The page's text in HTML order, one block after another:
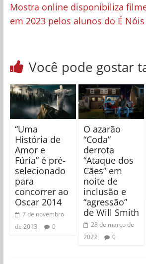
Mostra online disponibiliza
em 2023 pelos alunos do É
Você pode gostar
“Uma
História de
Amor e
Fúria” é pré-
selecionado
para
concorrer ao
Oscar 2014
7 de novembro
de 2013
0
O azarão
“Coda”
derrota
“Ataque dos
Cães” em
noite de
inclusão e
“agressão”
de Will Smith
28 de março de
2022
0